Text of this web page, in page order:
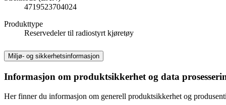
4719523704024
Produkttype
Reservedeler til radiostyrt kjøretøy
Miljø- og sikkerhetsinformasjon
Informasjon om produktsikkerhet og data
Her finner du informasjon om generell produktsikkerhet og